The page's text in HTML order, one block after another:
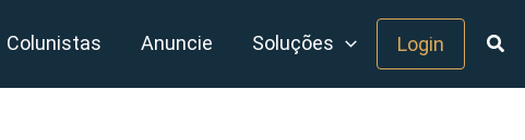
Colunistas Anuncie Soluções Login